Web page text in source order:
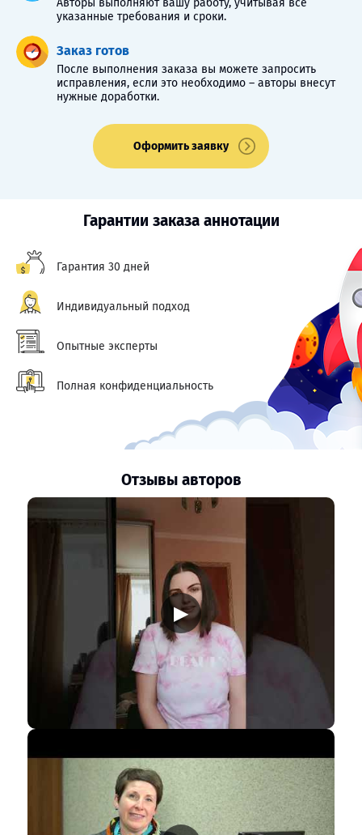
Авторы выполняют вашу работу, учитывая все
указанные требования и сроки.
Заказ готов
После выполнения заказа вы можете запросить
исправления, если это необходимо – авторы внесут
нужные доработки.
Оформить заявку
Гарантии заказа аннотации
Гарантия 30 дней
Индивидуальный подход
Опытные эксперты
Полная конфиденциальность
Отзывы авторов
▶